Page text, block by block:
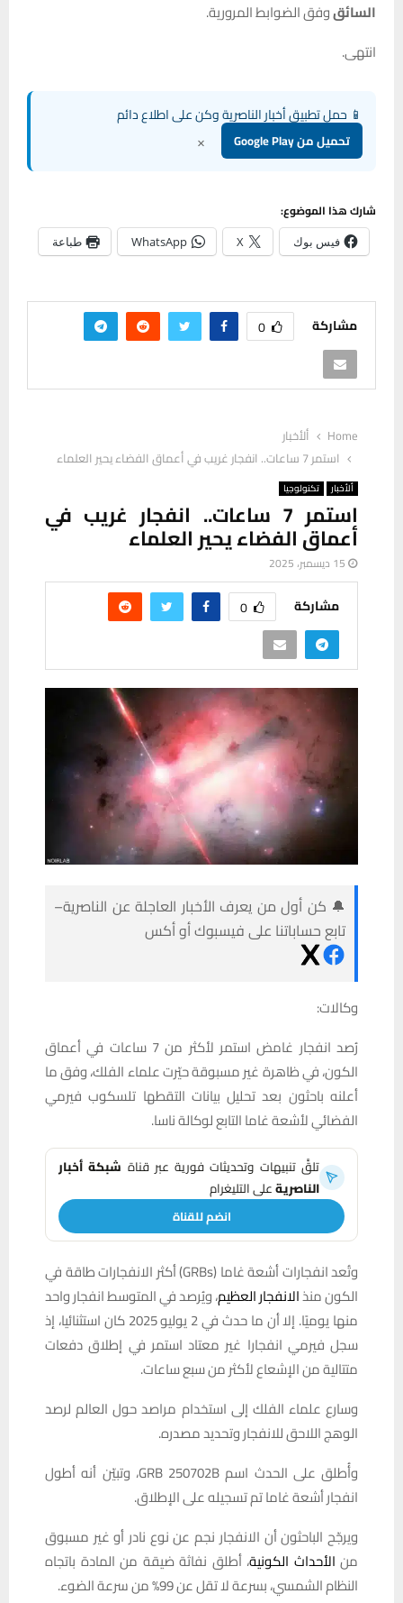
السائقوفق الضوابط المرورية.
انتهى.
📱 حمل تطبيق أخبار الناصرية وكن على اطلاع دائم
تحميل من Google Play ×
شارك هذا الموضوع:
فيس بوك X
WhatsApp طباعة
مشاركة 0
Home
ألأخبار
استمر 7 ساعات.. انفجار غريب في أعماق الفضاء يحير العلماء
ألأخبار تكنولوجيا
استمر 7 ساعات.. انفجار غريب في
أعماق الفضاء يحير العلماء
15 ديسمبر، 2025
مشاركة 0
🔔 كن أول من يعرف الأخبار العاجلة عن الناصرية–
تابع حساباتنا على فيسبوك أو أكس
وكالات:
رُصد انفجار غامض استمر لأكثر من 7 ساعات في أعماق
الكون، في ظاهرة غير مسبوقة حيّرت علماء الفلك، وفق ما
أعلنه باحثون بعد تحليل بيانات التقطها تلسكوب فيرمي
الفضائي لأشعة غاما التابع لوكالة ناسا.
تلقَّ تنبيهات وتحديثات فورية عبر قناة شبكة أخبار
الناصريةعلى التليغرام
انضم للقناة
وتُعد انفجارات أشعة غاما (GRBs) أكثر الانفجارات طاقة في
الكون منذالانفجار العظيم، ويُرصد في المتوسط انفجار واحد
منها يوميًا. إلا أن ما حدث في 2 يوليو 2025 كان استثنائيا، إذ
سجل فيرمي انفجارا غير معتاد استمر في إطلاق دفعات
متتالية من الإشعاع لأكثر من سبع ساعات.
وسارع علماء الفلك إلى استخدام مراصد حول العالم لرصد
الوهج اللاحق للانفجار وتحديد مصدره.
وأُطلق على الحدث اسم GRB 250702B، وتبيّن أنه أطول
انفجار أشعة غاما تم تسجيله على الإطلاق.
ويرجّح الباحثون أن الانفجار نجم عن نوع نادر أو غير مسبوق
من الأحداث الكونية، أطلق نفاثة ضيقة من المادة باتجاه
النظام الشمسي، بسرعة لا تقل عن 99% من سرعة الضوء.